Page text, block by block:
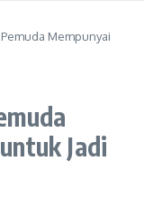
Mempunyai
Jadi